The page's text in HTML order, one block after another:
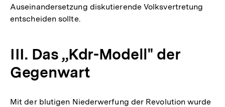
Auseinandersetzung diskutierende Volksvertretung
entscheiden sollte.
III. Das „Kdr-Modell" der
Gegenwart
Mit der blutigen Niederwerfung der Revolution wurde